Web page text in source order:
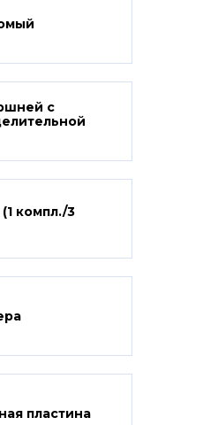
c
компл./3
пластина